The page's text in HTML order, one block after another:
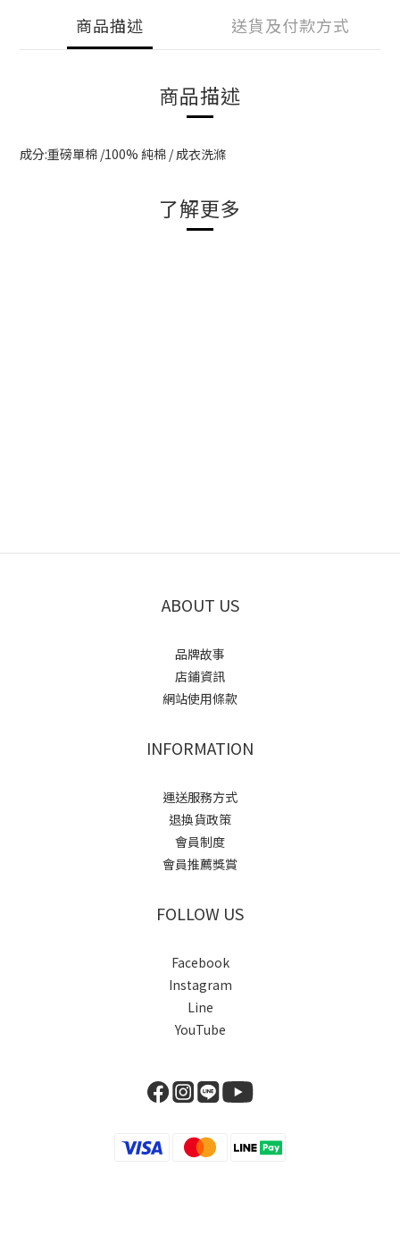
商品描述 送貨及付款方式
商品描述
成分:重磅單棉 /100% 純棉 / 成衣洗滌
了解更多
ABOUT US
品牌故事
店鋪資訊
網站使用條款
INFORMATION
運送服務方式
退換貨政策
會員制度
會員推薦獎賞
FOLLOW US
Facebook
Instagram
Line
YouTube